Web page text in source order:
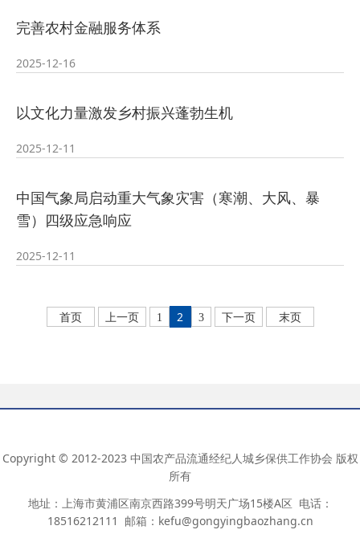
完善农村金融服务体系
2025-12-16
以文化力量激发乡村振兴蓬勃生机
2025-12-11
中国气象局启动重大气象灾害（寒潮、大风、暴
雪）四级应急响应
2025-12-11
首页 上一页 1 2 3 下一页 末页
Copyright © 2012-2023 中国农产品流通经纪人城乡保供工作协会 版权
所有
地址：上海市黄浦区南京西路399号明天广场15楼A区 电话：
18516212111 邮箱：kefu@gongyingbaozhang.cn